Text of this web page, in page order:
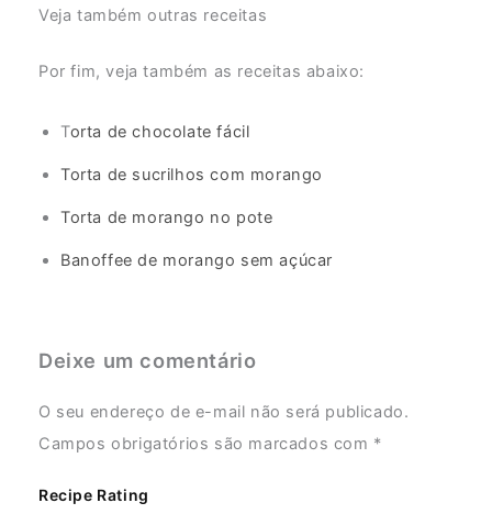
Veja também outras receitas
Por fim, veja também as receitas abaixo:
Torta de chocolate fácil
Torta de sucrilhos com morango
Torta de morango no pote
Banoffee de morango sem açúcar
Deixe um comentário
O seu endereço de e-mail não será publicado.
Campos obrigatórios são marcados com *
Recipe Rating